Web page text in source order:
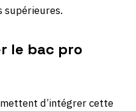
supérieures.
le bac pro
d’intégrer cette